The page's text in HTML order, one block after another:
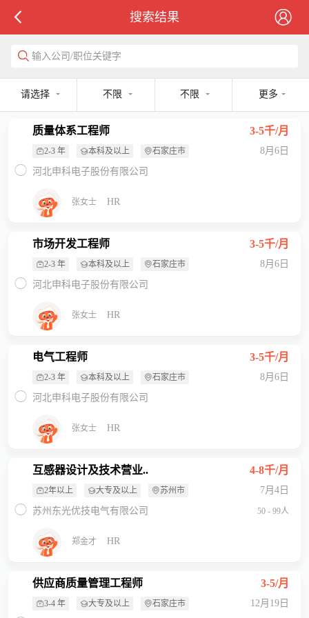
搜索结果
输入公司/职位关键字
请选择 不限 不限 更多
质量体系工程师 3-5千/月
2-3 年 本科及以上 石家庄市
8月6日
河北申科电子股份有限公司
张女士 HR
市场开发工程师 3-5千/月
2-3 年 本科及以上 石家庄市
8月6日
河北申科电子股份有限公司
张女士 HR
电气工程师 3-5千/月
2-3 年 本科及以上 石家庄市
8月6日
河北申科电子股份有限公司
张女士 HR
互感器设计及技术营业.. 4-8千/月
2年以上 大专及以上 苏州市
7月4日
苏州东光优技电气有限公司
50 - 99人
郑金才 HR
供应商质量管理工程师 3-5/月
3-4 年 大专及以上 石家庄市 12月19日